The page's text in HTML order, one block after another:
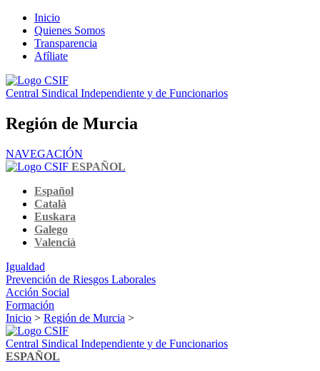
Inicio
Quienes Somos
Transparencia
Afíliate
Central Sindical Independiente y de Funcionarios
Región de Murcia
NAVEGACIÓN
ESPAÑOL
Español
Català
Euskara
Galego
Valencià
Igualdad
Prevención de Riesgos Laborales
Acción Social
Formación
Inicio > Región de Murcia >
Central Sindical Independiente y de Funcionarios
ESPAÑOL